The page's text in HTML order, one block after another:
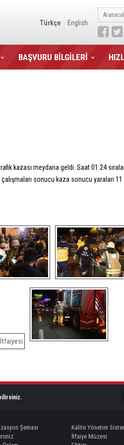
Türkçe English
BAŞVURU BİLGİLERİ
kazası meydana geldi. Saat 01:24
sonucu kaza sonucu yaralan
Şeması
Kalite Yönetim
İtfaiye Müzesi